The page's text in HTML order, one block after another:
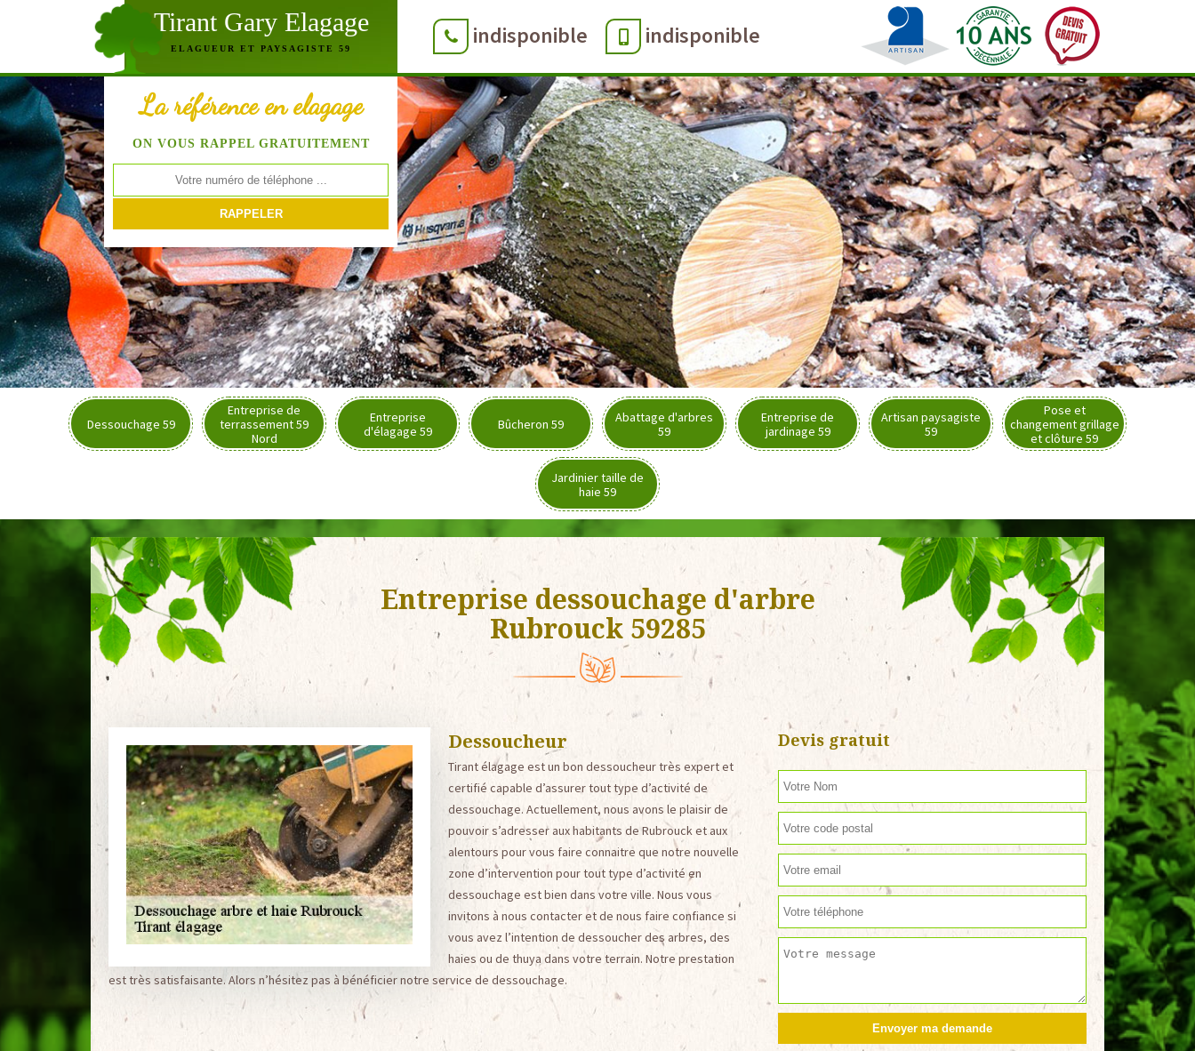
Tirant Gary Elagage
ELAGUEUR ET PAYSAGISTE 59 indisponible indisponible
La référence en elagage
ON VOUS RAPPEL GRATUITEMENT
Dessouchage 59
Entreprise de
terrassement 59
Nord
Entreprise
d'élagage 59
Bûcheron 59
Abattage d'arbres
59
Entreprise de
jardinage 59
Artisan paysagiste
59
Pose et
changement grillage
et clôture 59
Jardinier taille de
haie 59
Entreprise dessouchage d'arbre
Rubrouck 59285
Dessoucheur
Tirant élagage est un bon dessoucheur très expert et
certifié capable d’assurer tout type d’activité de
dessouchage. Actuellement, nous avons le plaisir de
pouvoir s’adresser aux habitants de Rubrouck et aux
alentours pour vous faire connaitre que notre nouvelle
zone d’intervention pour tout type d’activité en
dessouchage est bien dans votre ville. Nous vous
invitons à nous contacter et de nous faire confiance si
vous avez l’intention de dessoucher des arbres, des
haies ou de thuya dans votre terrain. Notre prestation
est très satisfaisante. Alors n’hésitez pas à bénéficier notre service de dessouchage.
Devis gratuit